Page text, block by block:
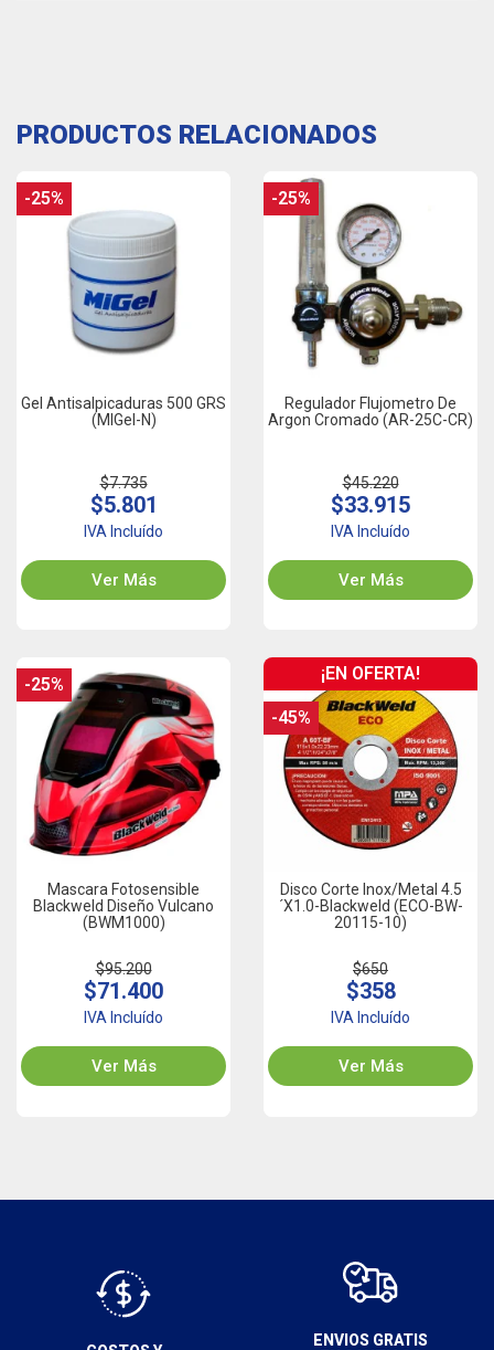
PRODUCTOS RELACIONADOS
Gel Antisalpicaduras 500 GRS
(MIGel-N)
$7.735
$5.801
IVA Incluído
Ver Más
-25%
Regulador Flujometro De
Argon Cromado (AR-25C-CR)
$45.220
$33.915
IVA Incluído
Ver Más
-25%
Mascara Fotosensible
Blackweld Diseño Vulcano
(BWM1000)
$95.200
$71.400
IVA Incluído
Ver Más
-25%
Disco Corte Inox/Metal 4.5
´x1.0-Blackweld (ECO-BW-
20115-10)
$650
$358
IVA Incluído
Ver Más
¡EN OFERTA!
-45%
ENVIOS GRATIS